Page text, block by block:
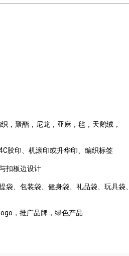
，聚酯，尼龙，亚麻，毡，天鹅绒，
胶印、机滚印或升华印、编织标签
扣板边设计
袋、包装袋、健身袋、礼品袋、玩具袋、
，推广品牌，绿色产品